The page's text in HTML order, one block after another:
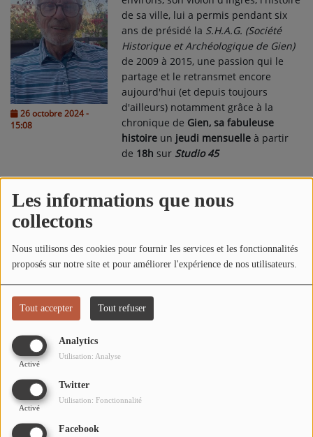
Les informations que nous
collectons
Nous utilisons des cookies pour fournir les services et les fonctionnalités
proposés sur notre site et pour améliorer l'expérience de nos utilisateurs.
Tout accepter Tout refuser
Analytics
Activé
Utilisation: Analyse
Twitter
Activé
Utilisation: Fonctionnalité
Facebook
GRAFFITI CINÉMA
LES ASSOCIÉS DU JOUR
LA CHRONIQUE ENVIRONNEMENTALE
LA CHRONIQUE MUSICALE
L'ÉNERGIE DES 9 ÉTOILES
MIXTAPE ADDICT RADIO SHOW
SONS 2 DARONS
La Radio
EQUIPE
PODCASTS
INTERVIEW
Musique
TITRES DIFFUSÉS
26 octobre 2024 -
15:08
de sa ville, lui a permis pendant six
ans de présidé la S.H.A.G. (Société
Historique et Archéologique de Gien)
de 2009 à 2015, une passion qui le
partage et le retransmet encore
aujourd'hui (et depuis toujours
d'ailleurs) notamment grâce à la
chronique de Gien, sa fabuleuse
histoire un jeudi mensuelleà partir
de 18h sur Studio 45
Commentaires(0)
Connectez-vous pour commenter cet article
SE CONNECTER